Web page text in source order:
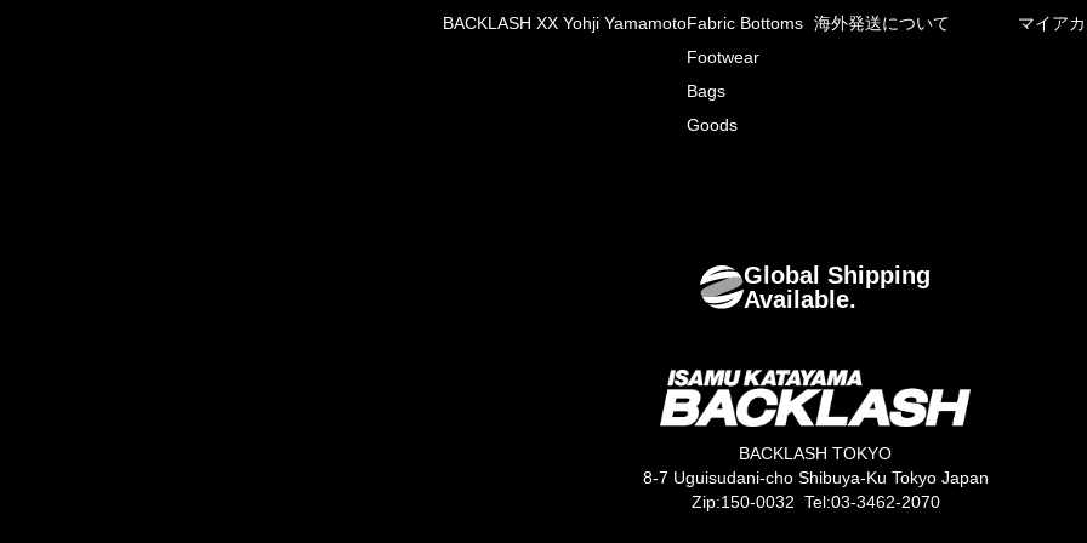
BACKLASH XX Yohji YamamotoFabric Bottoms
Footwear
Bags
Goods
海外発送について マイア
Global Shipping
Available.
BACKLASH TOKYO
8-7 Uguisudani-cho Shibuya-Ku Tokyo Japan
Zip:150-0032 Tel:03-3462-2070